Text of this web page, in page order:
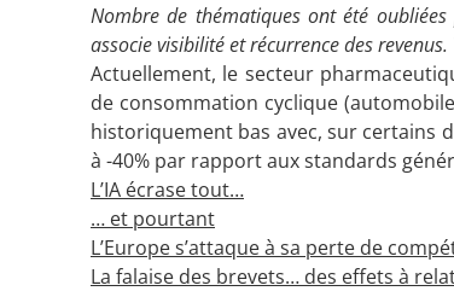
Nombre de thématiques ont été
associe visibilité et récurrence des
Actuellement, le secteur
de consommation cyclique
historiquement bas avec, sur certains
à -40% par rapport aux standards
L’IA écrase tout…
… et pourtant
L’Europe s’attaque à sa perte de
La falaise des brevets… des effets à